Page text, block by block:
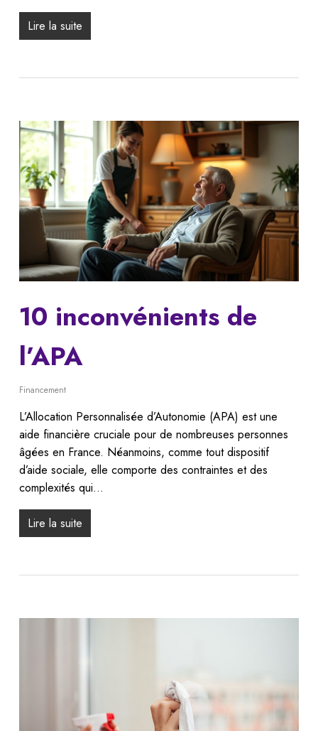
Lire la suite
10 inconvénients de
l’APA
Financement
L’Allocation Personnalisée d’Autonomie (APA) est une
aide financière cruciale pour de nombreuses personnes
âgées en France. Néanmoins, comme tout dispositif
d’aide sociale, elle comporte des contraintes et des
complexités qui…
Lire la suite